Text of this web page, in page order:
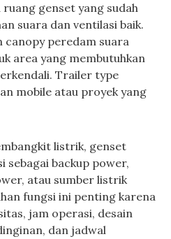
genset yang sudah
suara dan ventilasi baik.
canopy peredam suara
area yang membutuhkan
Trailer type
mobile atau proyek yang
listrik, genset
sebagai backup power,
atau sumber listrik
fungsi ini penting karena
jam operasi, desain
dan jadwal